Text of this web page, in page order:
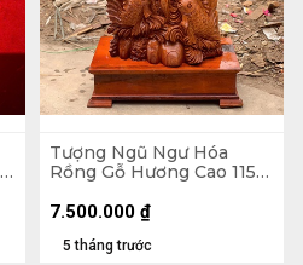
Tượng Ngũ Ngư Hóa
Rồng Gỗ Hương Cao 115
Không Kỷ Cao 100 (cm)
5 tháng trước
7.500.000 ₫